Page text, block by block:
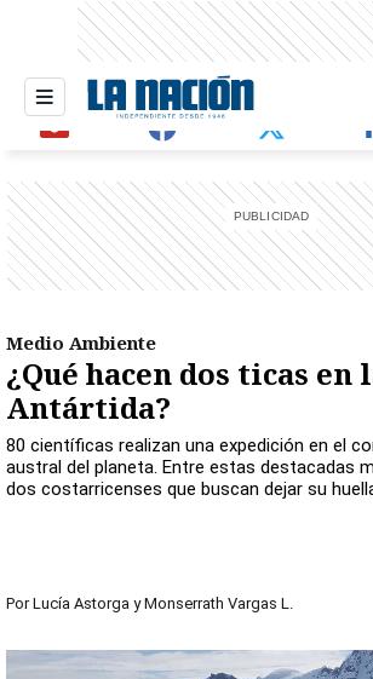
Medio Ambiente
¿Qué hacen dos ticas en
Antártida?
80 científicas realizan una expedición en el
austral del planeta. Entre estas destacadas
dos costarricenses que buscan dejar su
Por Lucía Astorga y Monserrath Vargas L.